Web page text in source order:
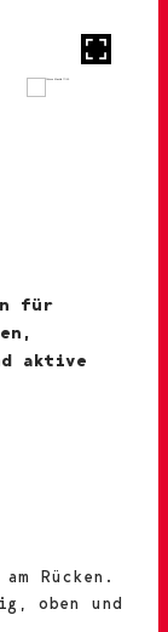
für
aktive
Rücken.
oben und